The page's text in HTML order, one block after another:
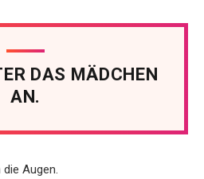
DAS MÄDCHEN
AN.
Augen.